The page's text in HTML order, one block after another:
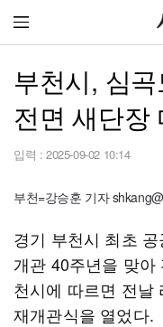
부천시, 심
전면 새단장
입력 : 2025-09-02 10:14
부천=강승훈 기자
경기 부천시 최초
개관 40주년을 맞
천시에 따르면 전날
재개관식을 열었다.